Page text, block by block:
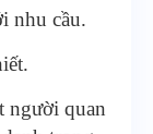
nhu cầu.
người quan